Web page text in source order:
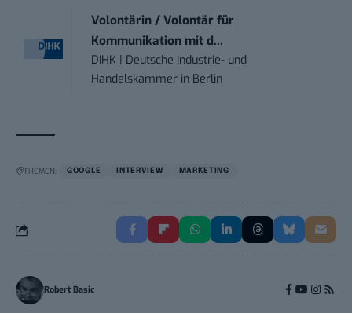
Volontärin / Volontär für
Kommunikation mit d...
DIHK | Deutsche Industrie- und
Handelskammer in Berlin
THEMEN: GOOGLE INTERVIEW MARKETING
Robert Basic